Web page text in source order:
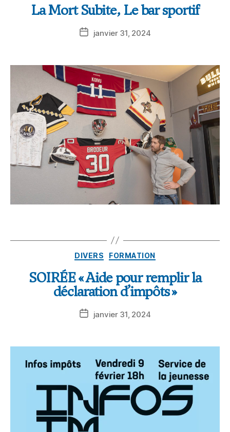
La Mort Subite, Le bar sportif
janvier 31, 2024
DIVERS FORMATION
SOIRÉE « Aide pour remplir la
déclaration d’impôts »
janvier 31, 2024